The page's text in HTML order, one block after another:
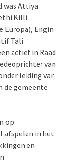
was Attiya
Killi
Europa), Engin
Tali
actief in Raad
van
leiding van
de gemeente
op
afspelen in het
en